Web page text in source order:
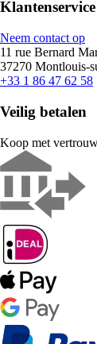
Neem contact op
11 rue Bernard
37270 Montlouis-
+33 1 86 47 62 58
Veilig betalen
Koop met